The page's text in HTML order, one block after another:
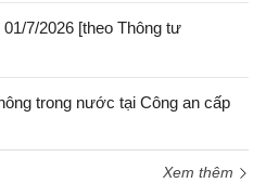
7/2026 [theo Thông tư
trong nước tại Công an cấp
Xem thêm